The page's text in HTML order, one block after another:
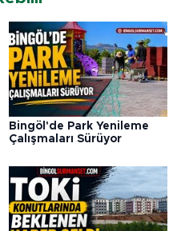
Bingöl'de Park Yenileme
Çalışmaları Sürüyor